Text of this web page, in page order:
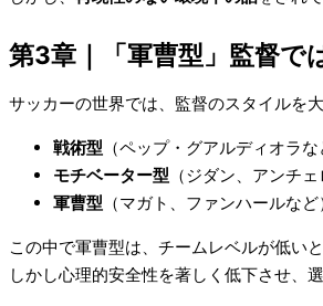
第3章｜「軍曹型」監督で
サッカーの世界では、監督のスタイルを
戦術型 （ペップ・グアルディオラ
モチベーター型 （ジダン、アンチ
軍曹型 （マガト、ファンハールな
この中で軍曹型は、チームレベルが低い
しかし心理的安全性を著しく低下させ、